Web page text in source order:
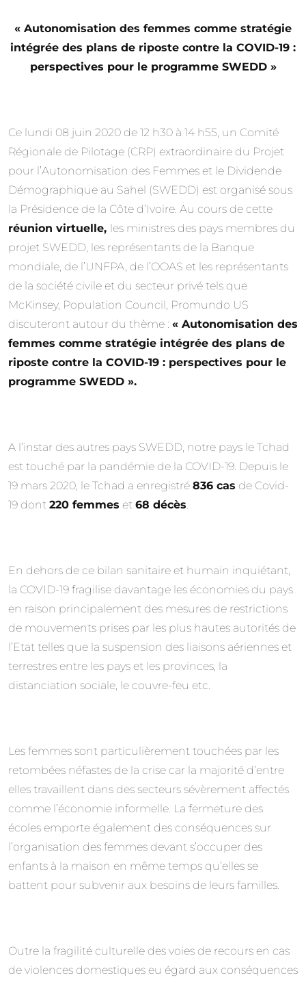
« Autonomisation des femmes comme stratégie
intégrée des plans de riposte contre la COVID-19 :
perspectives pour le programme SWEDD »
Ce lundi 08 juin 2020 de 12 h30 à 14 h55, un Comité
Régionale de Pilotage (CRP) extraordinaire du Projet
pour l’Autonomisation des Femmes et le Dividende
Démographique au Sahel (SWEDD) est organisé sous
la Présidence de la Côte d’Ivoire. Au cours de cette
réunion virtuelle, les ministres des pays membres du
projet SWEDD, les représentants de la Banque
mondiale, de l’UNFPA, de l’OOAS et les représentants
de la société civile et du secteur privé tels que
McKinsey, Population Council, Promundo US
discuteront autour du thème : « Autonomisation des
femmes comme stratégie intégrée des plans de
riposte contre la COVID-19 : perspectives pour le
programme SWEDD ».
A l’instar des autres pays SWEDD, notre pays le Tchad
est touché par la pandémie de la COVID-19. Depuis le
19 mars 2020, le Tchad a enregistré 836 cas de Covid-
19 dont 220 femmes et 68 décès.
En dehors de ce bilan sanitaire et humain inquiétant,
la COVID-19 fragilise davantage les économies du pays
en raison principalement des mesures de restrictions
de mouvements prises par les plus hautes autorités de
l’Etat telles que la suspension des liaisons aériennes et
terrestres entre les pays et les provinces, la
distanciation sociale, le couvre-feu etc.
Les femmes sont particulièrement touchées par les
retombées néfastes de la crise car la majorité d’entre
elles travaillent dans des secteurs sévèrement affectés
comme l’économie informelle. La fermeture des
écoles emporte également des conséquences sur
l’organisation des femmes devant s’occuper des
enfants à la maison en même temps qu’elles se
battent pour subvenir aux besoins de leurs familles.
Outre la fragilité culturelle des voies de recours en cas
de violences domestiques eu égard aux conséquences